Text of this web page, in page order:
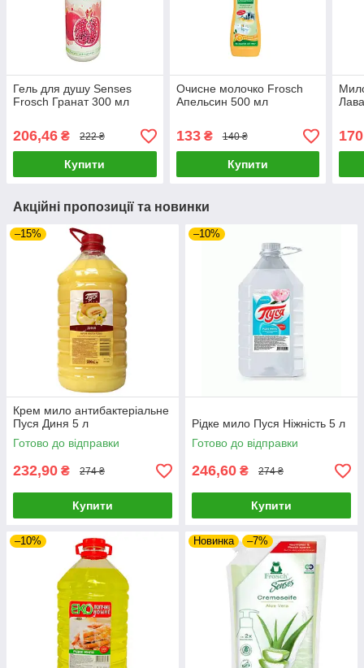
Гель для душу Senses
Frosch Гранат 300 мл
206,46 ₴ 222 ₴
Купити
Очисне молочко Frosch
Апельсин 500 мл
133₴ 140 ₴
Купити
Акційні пропозиції та новинки
–15%
Крем мило антибактеріальне
Пуся Диня 5 л
Готово до відправки
232,90 ₴ 274 ₴
Купити
–10%
Рідке мило Пуся Ніжність 5 л
Готово до відправки
246,60 ₴ 274 ₴
Купити
–10% Новинка –7%